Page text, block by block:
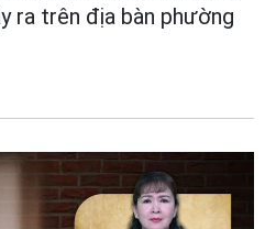
ra trên địa bàn phường